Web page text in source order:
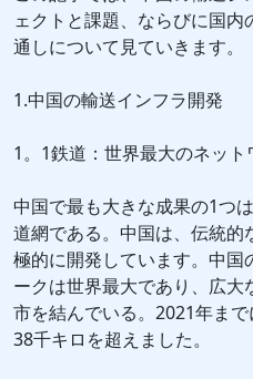
ェクトと課題、ならびに国
通しについて見ていきます。
1.中国の輸送インフラ開発
1。1鉄道：世界最大のネット
中国で最も大きな成果の1つ
道網である。中国は、伝統
極的に開発しています。中国
ークは世界最大であり、広
市を結んでいる。2021年ま
38千キロを超えました。